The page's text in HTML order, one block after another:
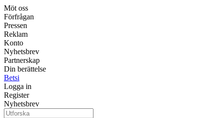
Möt oss
Förfrågan
Pressen
Reklam
Konto
Nyhetsbrev
Partnerskap
Din berättelse
Betsi
Logga in
Register
Nyhetsbrev